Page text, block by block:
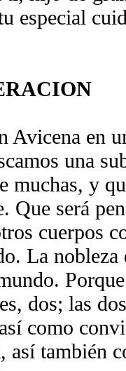
especial
Avicena en
una
muchas, y
Que será
cuerpos
La
dos; las
como
así también